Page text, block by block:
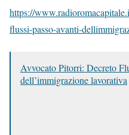
https://
flussi-passo-avanti-
Avvocato Pitorri: Decreto
dell’immigrazione lavorativa